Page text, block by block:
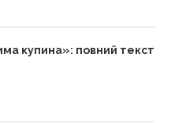
купина»: повний текст